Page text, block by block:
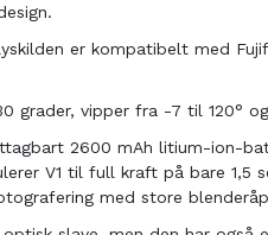
er kompatibelt med
grader, vipper fra -7 til 120°
2600 mAh litium-ion-
V1 til full kraft på bare
med store